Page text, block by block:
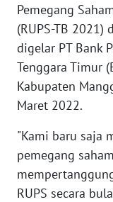
Pemegang
(RUPS-TB 2021)
digelar PT Bank
Tenggara Timur
Kabupaten
Maret 2022.
"Kami baru saja
pemegang
RUPS secara
TENTANG
KAMI
PEDOMAN
MEDIA
SIBER
REDAKSI